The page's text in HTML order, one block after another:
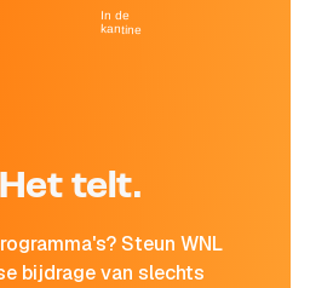
telt.
Steun WNL
bijdrage van slechts
In de
kantine